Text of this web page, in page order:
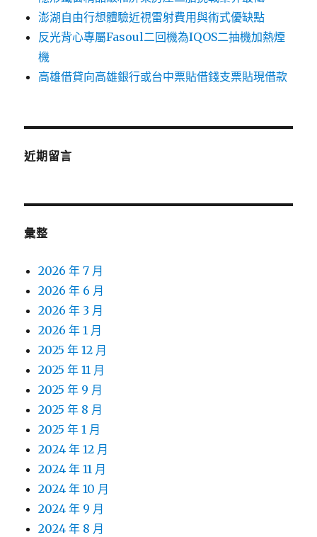
澎湖自由行想體驗近視雷射費用與術式優缺點
反光背心專屬Fasoul二回機為IQOS二抽機加熱煙
機
高雄借貸向高雄銀行或台中票貼借錢支票貼現借款
近期留言
彙整
2026 年 7 月
2026 年 6 月
2026 年 3 月
2026 年 1 月
2025 年 12 月
2025 年 11 月
2025 年 9 月
2025 年 8 月
2025 年 1 月
2024 年 12 月
2024 年 11 月
2024 年 10 月
2024 年 9 月
2024 年 8 月